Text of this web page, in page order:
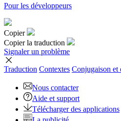
Pour les développeurs
Copier
Copier la traduction
Signaler un problème
Traduction Contextes Conjugaison et
Nous contacter
Aide et support
Télécharger des applications